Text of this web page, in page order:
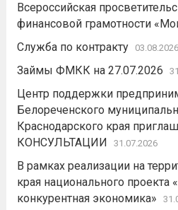
Всероссийская
финансовой грамотности
Служба по контракту 03.08.2026
Займы ФМКК на 27.07.2026
Центр поддержки
Белореченского
Краснодарского края
КОНСУЛЬТАЦИИ
31.07.2026
В рамках реализации на
края национального проекта
конкурентная экономика»